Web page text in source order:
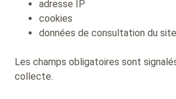
adresse IP
cookies
données de consultation du site
Les champs obligatoires sont
collecte.